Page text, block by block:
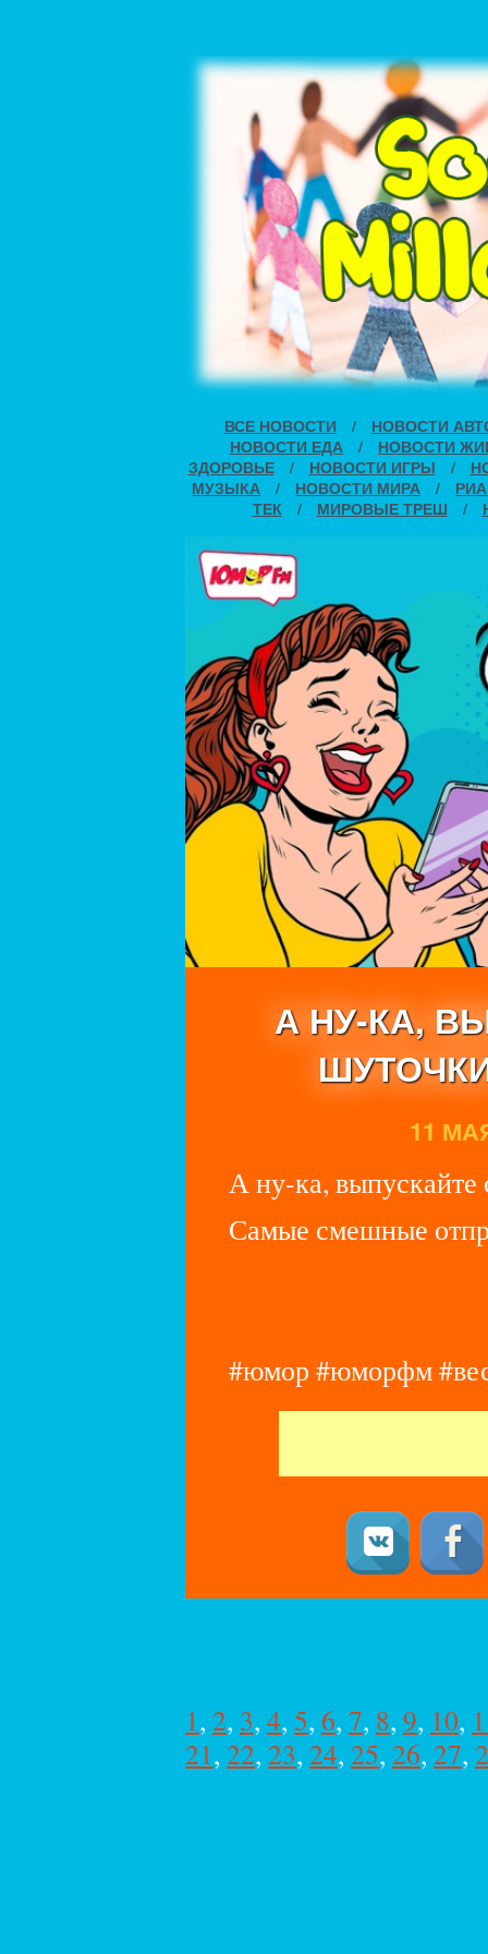
ВСЕ НОВОСТИ /
НОВОСТИ
НОВОСТИ ЕДА
/
НОВОСТИ
ЗДОРОВЬЕ
/ НОВОСТИ ИГРЫ /
МУЗЫКА
/ НОВОСТИ МИРА /
ТЕК
/ МИРОВЫЕ ТРЕШ /
А НУ-КА,
11
А ну-ка, выпускайте
Самые смешные
#юмор #юморфм
1, 2, 3, 4, 5, 6, 7, 8, 9, 10,
21, 22, 23, 24, 25, 26, 27,